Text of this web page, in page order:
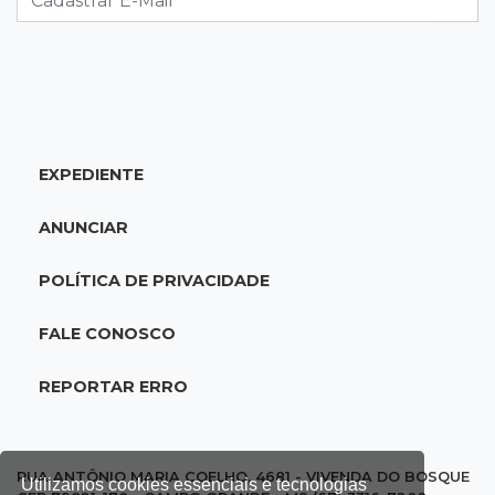
Utilizamos cookies essenciais e tecnologias
20:15Pedro Juan Caballero
ligada a laboratório ilegal
19:56São Gabriel do Oeste
Suspeitos de ocupar avião interceptado pela
cotado a R$ 5,08
EXPEDIENTE
ANUNCIAR
POLÍTICA DE PRIVACIDADE
FALE CONOSCO
REPORTAR ERRO
RUA ANTÔNIO MARIA COELHO, 4681 - VIVENDA DO BOSQUE